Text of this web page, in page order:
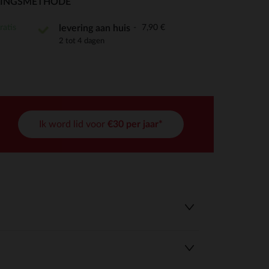
aan te passen en te beheren, en zorgt ervoor dat aan
levering aan huis 7,90 €
2 tot 4 dagen
Ik word lid voor €30 per jaar*